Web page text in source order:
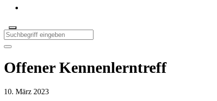
Offener Kennenlerntreff
10. März 2023